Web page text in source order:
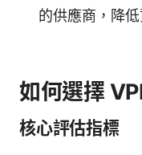
的供應商，降
如何選擇
核心評估指標